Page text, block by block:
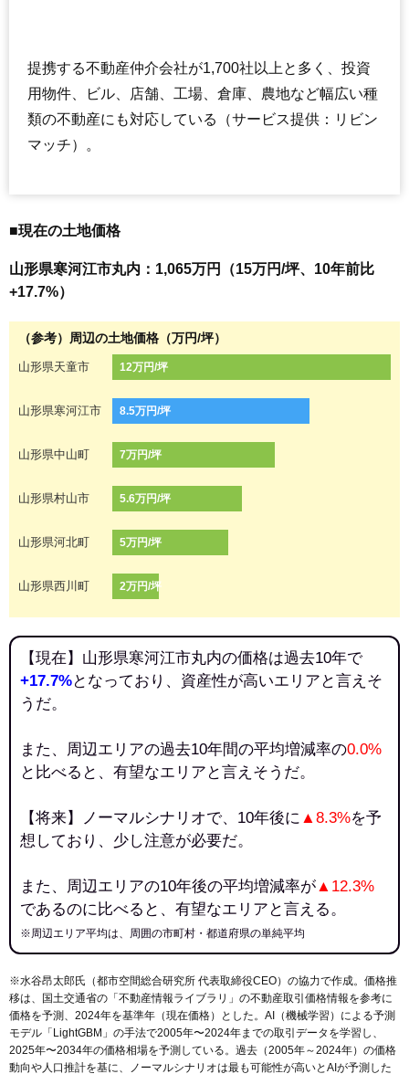
提携する不動産仲介会社が1,700社以上と多く、投資
用物件、ビル、店舗、工場、倉庫、農地など幅広い種
類の不動産にも対応している（サービス提供：リビン
マッチ）。
■現在の土地価格
山形県寒河江市丸内：1,065万円（15万円/坪、10年前比
+17.7%）
（参考）周辺の土地価格（万円/坪）
山形県天童市 12万円/坪
山形県寒河江市 8.5万円/坪
山形県中山町 7万円/坪
山形県村山市 5.6万円/坪
山形県河北町 5万円/坪
山形県西川町 2万円/坪
【現在】山形県寒河江市丸内の価格は過去10年で
+17.7%となっており、資産性が高いエリアと言えそ
うだ。
また、周辺エリアの過去10年間の平均増減率の0.0%
と比べると、有望なエリアと言えそうだ。
【将来】ノーマルシナリオで、10年後に ▲8.3%を予
想しており、少し注意が必要だ。
また、周辺エリアの10年後の平均増減率が▲12.3%
であるのに比べると、有望なエリアと言える。
※周辺エリア平均は、周囲の市町村・都道府県の単純平均
※水谷昂太郎氏（都市空間総合研究所 代表取締役CEO）の協力で作成。価格推
移は、国土交通省の「 不動産情報ライブラリ 」の不動産取引価格情報を参考に
価格を予測、2024年を基準年（現在価格）とした。AI（機械学習）による予測
モデル「LightGBM」の手法で2005年〜2024年までの取引データを学習し、
2025年〜2034年の価格相場を予測している。過去（2005年～2024年）の価格
動向や人口推計を基に、ノーマルシナリオは最も可能性が高いとAIが予測した